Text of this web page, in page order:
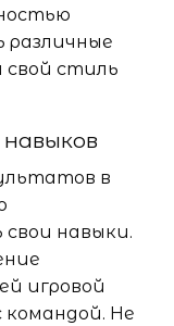
различные
стиль
в
навыки.
игровой
Не